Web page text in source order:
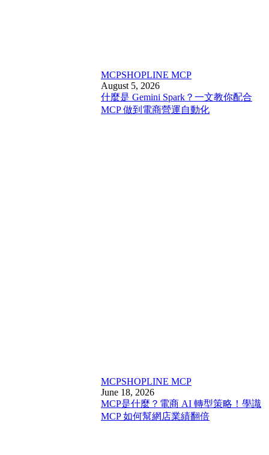
MCPSHOPLINE MCP
August 5, 2026
什麼是 Gemini Spark？一文教你配合
MCP 做到電商營運自動化
MCPSHOPLINE MCP
June 18, 2026
MCP是什麼？電商 AI 轉型策略！學識
MCP 如何幫網店業績翻倍